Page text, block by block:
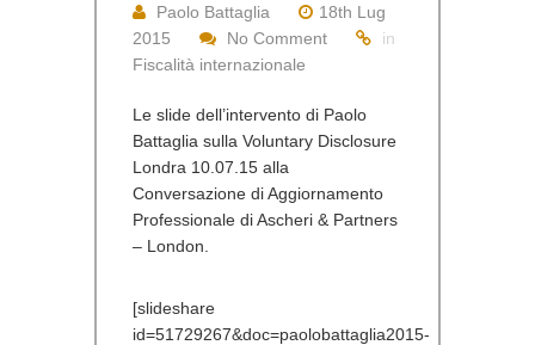
Paolo Battaglia
18th Lug
2015
No Comment
in
Fiscalità internazionale
Le slide dell’intervento di Paolo
Battaglia sulla Voluntary Disclosure
Londra 10.07.15 alla
Conversazione di Aggiornamento
Professionale di Ascheri & Partners
– London.
[slideshare
id=51729267&doc=paolobattaglia2015-